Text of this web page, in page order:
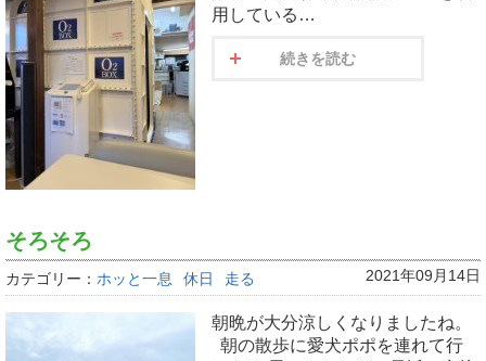
用している…
続きを読む
そろそろ
カテゴリー： ホッと一息 休日 走る 2021年09月14日
朝晩が大分涼しくなりましたね。
朝の散歩に愛犬ポポを連れて行